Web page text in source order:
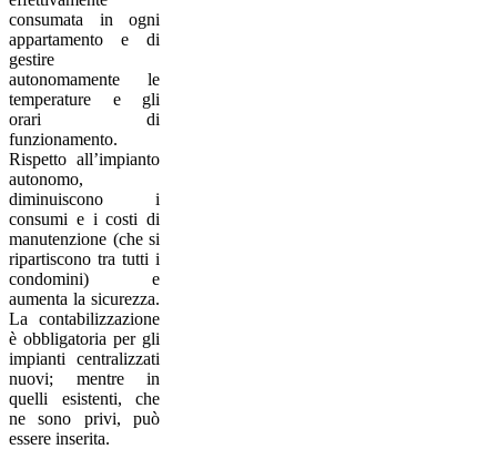
consumata in ogni
appartamento e di
gestire
autonomamente le
temperature e gli
orari di
funzionamento.
Rispetto all’impianto
autonomo,
diminuiscono i
consumi e i costi di
manutenzione (che si
ripartiscono tra tutti i
condomini) e
aumenta la sicurezza.
La contabilizzazione
è obbligatoria per gli
impianti centralizzati
nuovi; mentre in
quelli esistenti, che
ne sono privi, può
essere inserita.